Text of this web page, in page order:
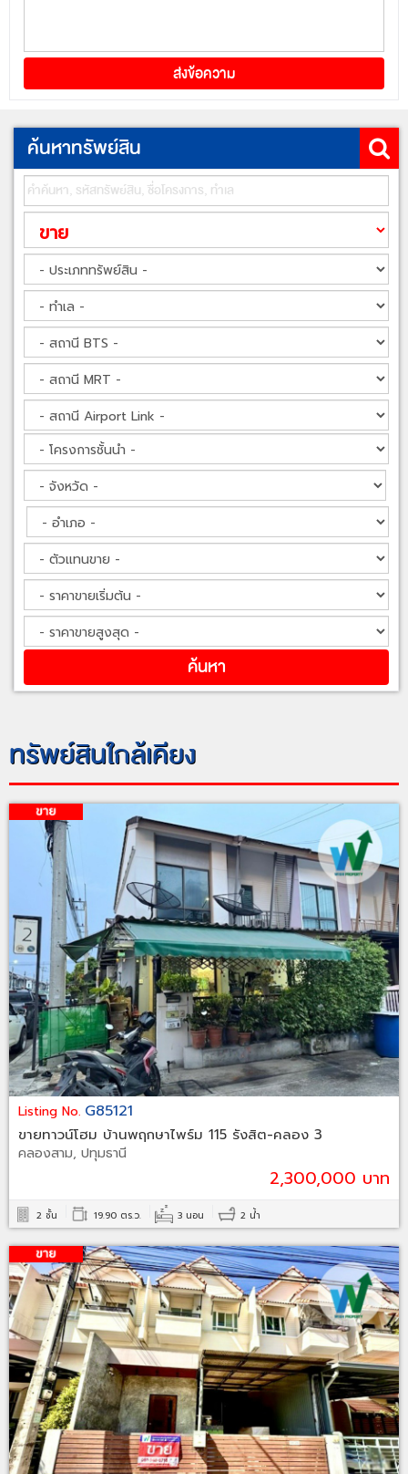
ค้นหาทรัพย์สิน
ทรัพย์สินใกล้เคียง
Listing No. G85121
ขายทาวน์โฮม บ้านพฤกษาไพร์ม 115 รังสิต-คลอง 3
คลองสาม, ปทุมธานี
2,300,000 บาท
2 ชั้น 19.90 ตร.ว. 3 นอน 2 น้ำ